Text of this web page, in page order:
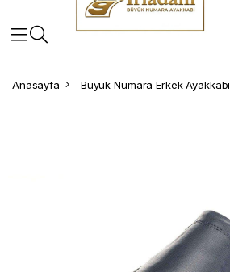
Anasayfa Büyük Numara Erkek Ayakkabı